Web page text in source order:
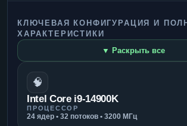
КЛЮЧЕВАЯ КОНФИГУРАЦИЯ И
ХАРАКТЕРИСТИКИ
▼ Раскрыть все
🧠
Intel Core i9-14900K
ПРОЦЕССОР
24 ядер • 32 потоков • 3200 МГц